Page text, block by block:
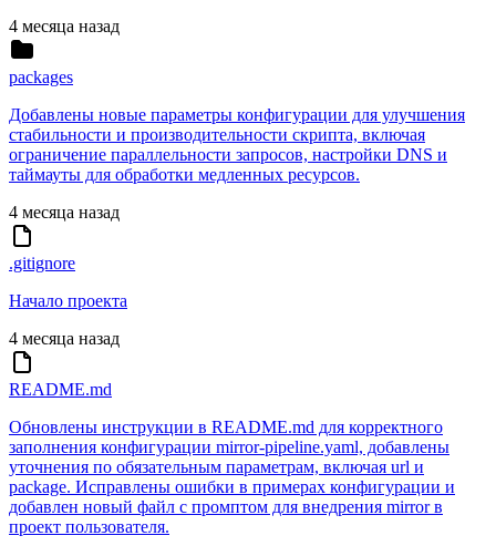
4 месяца назад
packages
Добавлены новые параметры конфигурации для улучшения
стабильности и производительности скрипта, включая
ограничение параллельности запросов, настройки DNS и
таймауты для обработки медленных ресурсов.
4 месяца назад
.gitignore
Начало проекта
4 месяца назад
README.md
Обновлены инструкции в README.md для корректного
заполнения конфигурации mirror-pipeline.yaml, добавлены
уточнения по обязательным параметрам, включая url и
package. Исправлены ошибки в примерах конфигурации и
добавлен новый файл с промптом для внедрения mirror в
проект пользователя.